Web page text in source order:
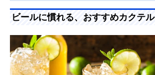
ビールに慣れる、おすすめカクテル